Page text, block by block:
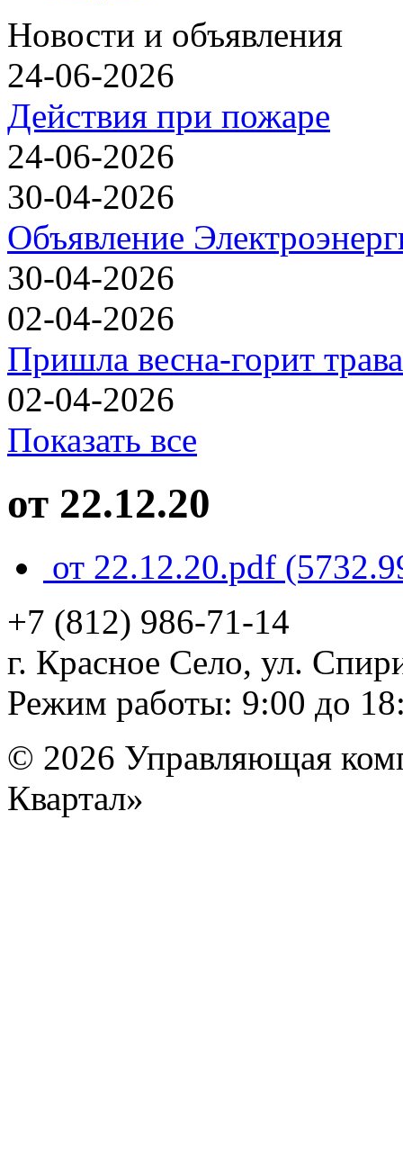
Новости и объявления
24-06-2026
Действия при пожаре
24-06-2026
30-04-2026
Объявление
30-04-2026
02-04-2026
Пришла весна-горит трава
02-04-2026
Показать все
от 22.12.20
от 22.12.20.pdf
+7 (812) 986-71-14
г. Красное Село, ул.
Режим работы: 9:00 до
© 2026 Управляющая
Квартал»